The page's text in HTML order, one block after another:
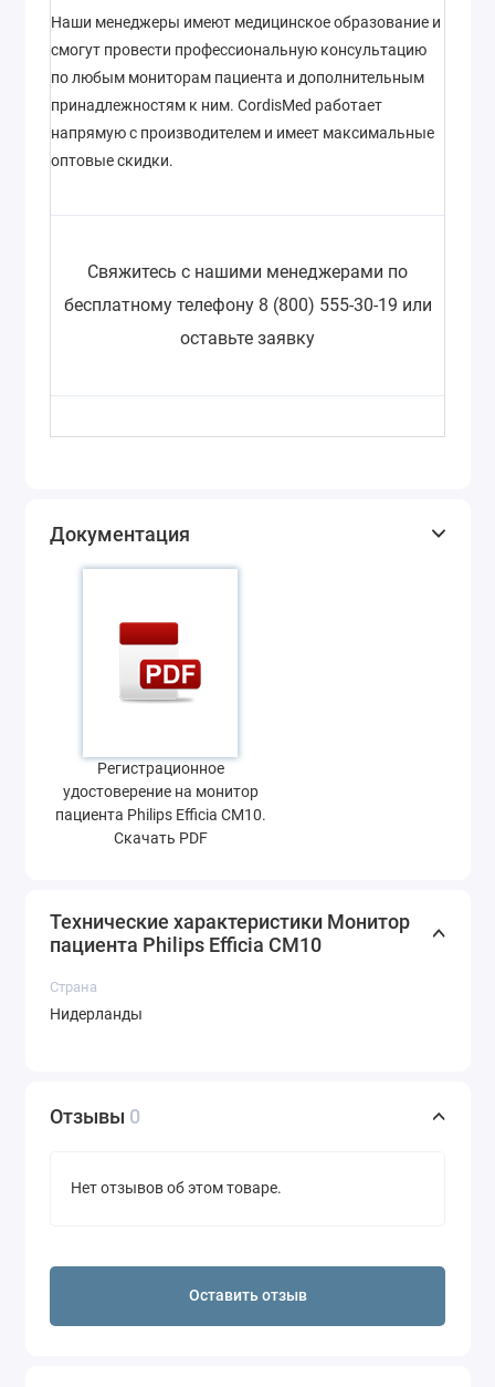
Наши менеджеры имеют медицинское образование и
смогут провести профессиональную консультацию
по любым мониторам пациента и дополнительным
принадлежностям к ним. CordisMed работает
напрямую с производителем и имеет максимальные
оптовые скидки.
Свяжитесь с нашими менеджерами по
бесплатному телефону 8 (800) 555-30-19 или
оставьте заявку
Документация
Регистрационное
удостоверение на монитор
пациента Philips Efficia CM10.
Скачать PDF
Технические характеристики Монитор
пациента Philips Efficia CM10
Страна
Нидерланды
Отзывы 0
Нет отзывов об этом товаре.
Оставить отзыв